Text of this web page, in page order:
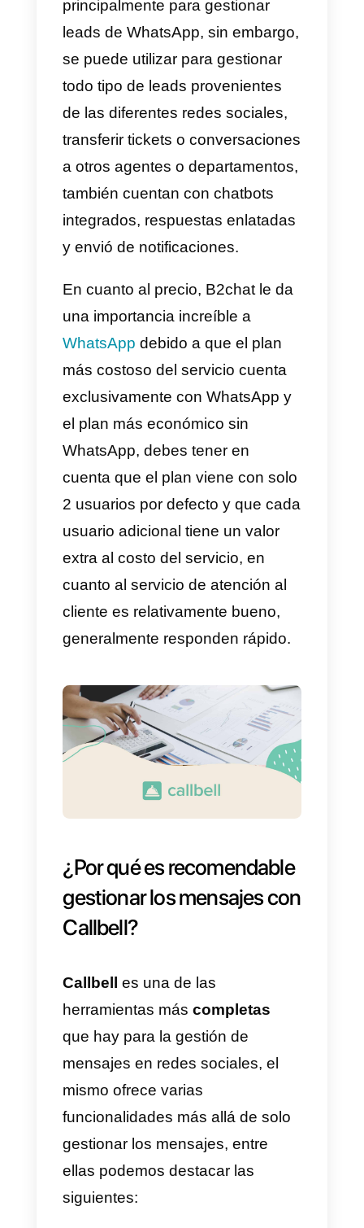
MessageBird
Messagebirdes una compañía
conectar a las empresas con sus
comunicación, entre las
principales redes que maneja
están WhatsApp, Telegram,
Facebook Messenger, Twitter,
SMS, Slack, etc.
Esta herramienta es muy
completa y funciona captando
todas las conversaciones de los
distintos canales de atención que
maneje la empresa y las importa
Messagebird de forma que un
equipo de atención a cliente
pueda gestionar estas
conversaciones, entre las
distintas funcionalidades que
ofrece, están: Bots para
automatizar conversaciones,
Widget omnicanal, mensajes de
de Google, WhatsApp
Multiagente y mucho más.
Lamentablemente no todo es
bueno, Messagebird es una
herramienta muy costosa por lo
que si tienes una pequeña o
mediana empresa posiblemente